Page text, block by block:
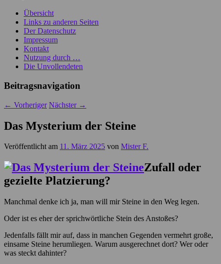
Übersicht
Links zu anderen Seiten
Der Datenschutz
Impressum
Kontakt
Nutzung durch …
Die Unvollendeten
Beitragsnavigation
← Vorheriger Nächster →
Das Mysterium der Steine
Veröffentlicht am 11. März 2025 von Mister F.
Zufall oder
gezielte Platzierung?
Manchmal denke ich ja, man will mir Steine in den Weg legen.
Oder ist es eher der sprichwörtliche Stein des Anstoßes?
Jedenfalls fällt mir auf, dass in manchen Gegenden vermehrt große,
einsame Steine herumliegen. Warum ausgerechnet dort? Wer oder
was steckt dahinter?